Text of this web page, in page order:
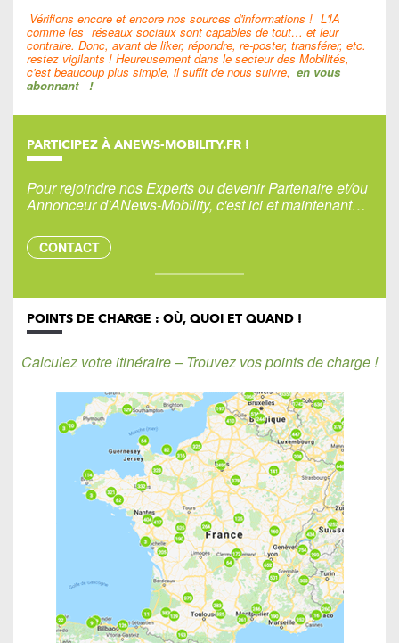
Vérifions encore et encore nos sources d'informations ! L'IA
comme les réseaux sociaux sont capables de tout… et leur
contraire. Donc, avant de liker, répondre, re-poster, transférer, etc.
restez vigilants ! Heureusement dans le secteur des Mobilités,
c'est beaucoup plus simple, il suffit de nous suivre, en vous
abonnant !
PARTICIPEZ À ANEWS-MOBILITY.FR !
Pour rejoindre nos Experts ou devenir Partenaire et/ou
Annonceur d'ANews-Mobility, c'est ici et maintenant…
CONTACT
POINTS DE CHARGE : OÙ, QUOI ET QUAND !
Calculez votre itinéraire – Trouvez vos points de charge !